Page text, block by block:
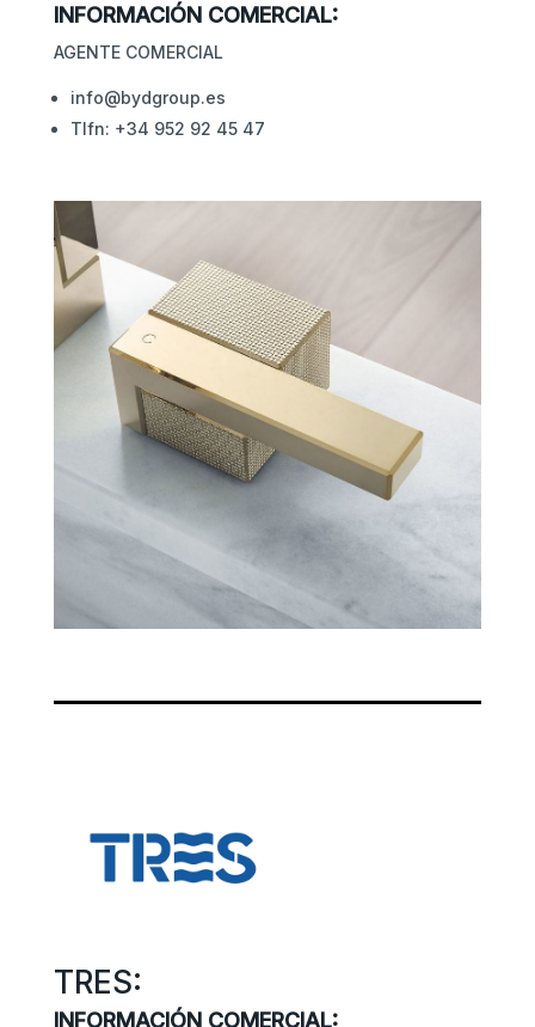
INFORMACIÓN COMERCIAL:
AGENTE COMERCIAL
info@bydgroup.es
Tlfn: +34 952 92 45 47
TRES:
INFORMACIÓN COMERCIAL: